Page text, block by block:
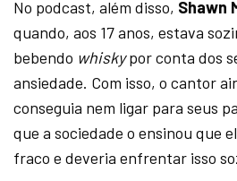
No podcast, além disso, Shawn
quando, aos 17 anos, estava
bebendo whiskypor conta dos
ansiedade. Com isso, o cantor
conseguia nem ligar para seus
que a sociedade o ensinou que
fraco e deveria enfrentar isso